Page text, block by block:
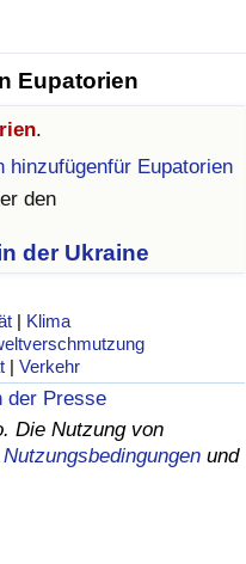
Eupatorien
.
hinzufügenfür Eupatorien
den
der Ukraine
| Klima
|Verkehr
der Presse
Die Nutzung von
Nutzungsbedingungen und
Land